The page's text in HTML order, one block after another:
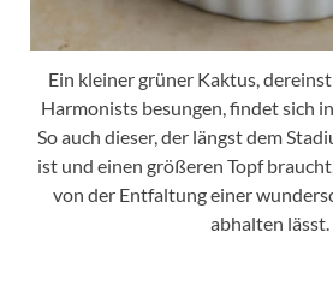
Ein kleiner grüner Kaktus,
Harmonists besungen, findet sich
So auch dieser, der längst dem
ist und einen größeren Topf
von der Entfaltung einer
abhalten lässt.